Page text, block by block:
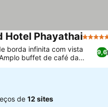
Hotel Phayathai5
9,6
borda infinita com vista
buffet de café da
de 12 sites